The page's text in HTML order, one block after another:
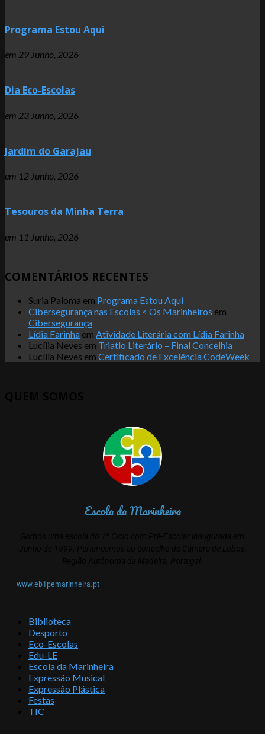
Programa Estou Aqui
em 29 Junho, 2026
Dia Eco-Escolas
em 23 Junho, 2026
Jardim do Garajau
em 12 Junho, 2026
Tesouros da Minha Terra
em 11 Junho, 2026
COMENTÁRIOS RECENTES
Suria Paloma em Programa Estou Aqui
Cibersegurança nas Escolas < Os Marinheiros em
Cibersegurança
Lídia Farinha em Atividade Literária com Lídia Farinha
Lucília Neves em Triatlo Literário – Final Concelhia
Lucília Neves em Certificado de Excelência CodeWeek
Escola da Marinheira
www.eb1pemarinheira.pt
Biblioteca
Desporto
Eco-Escolas
Edu-LE
Escola da Marinheira
Expressão Musical
Expressão Plástica
Festas
TIC